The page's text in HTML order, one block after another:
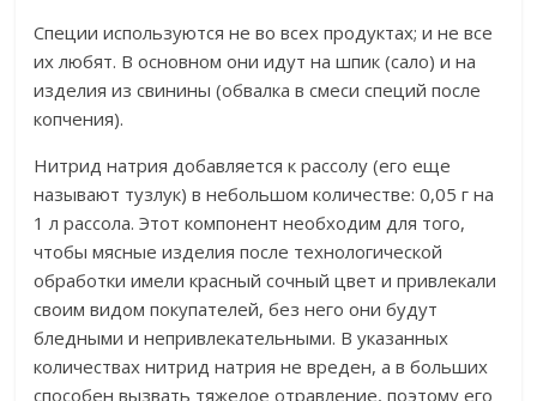
Специи используются не во всех продуктах; и не все
их любят. В основном они идут на шпик (сало) и на
изделия из свинины (обвалка в смеси специй после
копчения).
Нитрид натрия добавляется к рассолу (его еще
называют тузлук) в небольшом количестве: 0,05 г на
1 л рассола. Этот компонент необходим для того,
чтобы мясные изделия после технологической
обработки имели красный сочный цвет и привлекали
своим видом покупателей, без него они будут
бледными и непривлекательными. В указанных
количествах нитрид натрия не вреден, а в больших
способен вызвать тяжелое отравление, поэтому его